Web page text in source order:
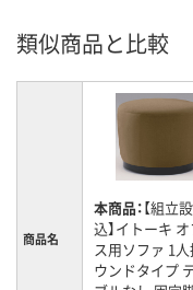
類似商品と比較
商品名
本商品：【組立
込】イトーキ オ
ス用ソファ 1
ウンドタイプ